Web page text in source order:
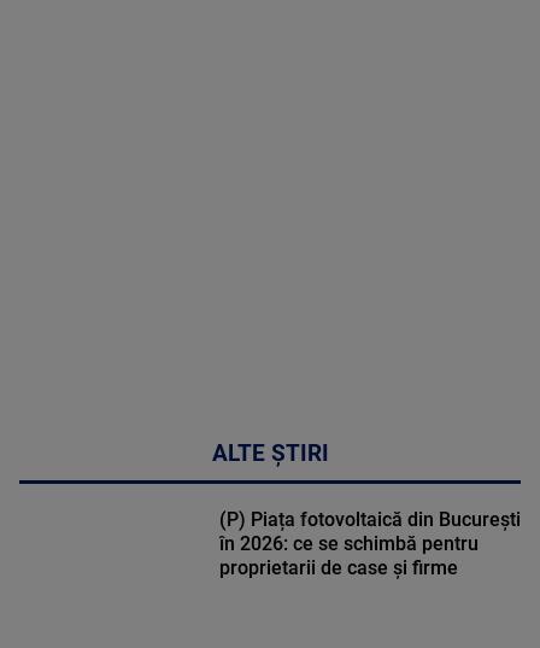
ALTE ȘTIRI
(P) Piața fotovoltaică din București
în 2026: ce se schimbă pentru
proprietarii de case și firme